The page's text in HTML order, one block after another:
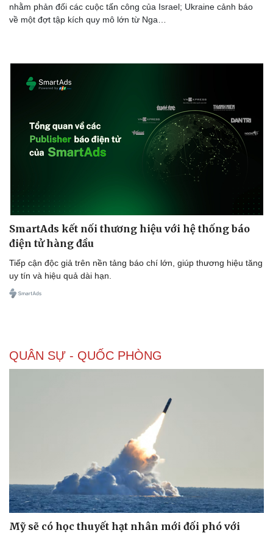
Doanh nghiệp 24h
Trải nghiệm
Chuyển đổi số
nhằm phản đối các cuộc tấn công của Israel; Ukraine cảnh báo
về một đợt tập kích quy mô lớn từ Nga…
SmartAds kết nối thương hiệu với hệ thống báo
điện tử hàng đầu
Tiếp cận độc giả trên nền tảng báo chí lớn, giúp thương hiệu tăng
uy tín và hiệu quả dài hạn.
QUÂN SỰ - QUỐC PHÒNG
Mỹ sẽ có học thuyết hạt nhân mới đối phó với